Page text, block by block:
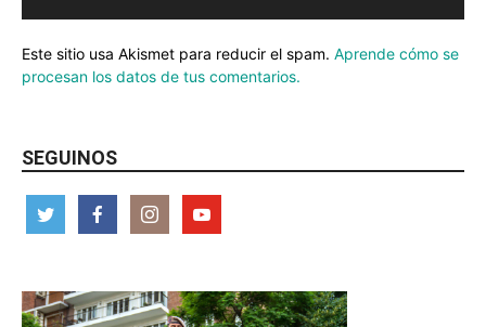
Este sitio usa Akismet para reducir el spam. Aprende cómo se
procesan los datos de tus comentarios.
SEGUINOS